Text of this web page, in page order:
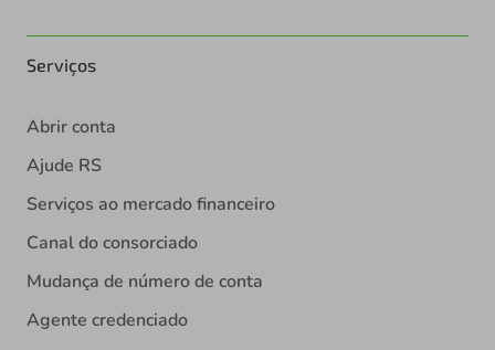
Serviços
Abrir conta
Ajude RS
Serviços ao mercado financeiro
Canal do consorciado
Mudança de número de conta
Agente credenciado